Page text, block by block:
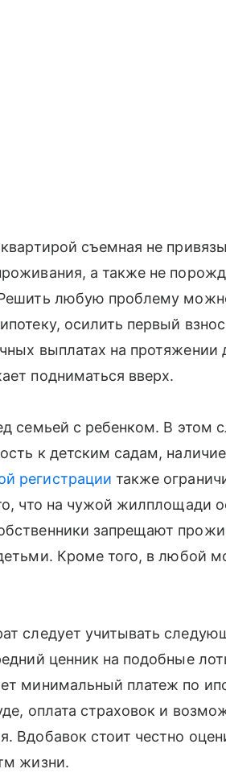
съемная не
а также не
любую проблему
осилить первый
выплатах на протяжении
подниматься вверх.
семьей с ребенком. В этом
к детским садам,
регистрации также
что на чужой жилплощади
запрещают
Кроме того, в любой
следует учитывать
ценник на подобные
минимальный платеж по
оплата страховок и
Вдобавок стоит честно
жизни.